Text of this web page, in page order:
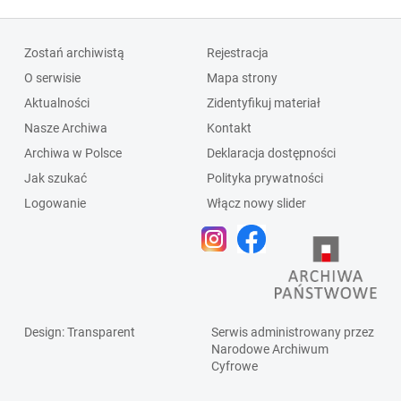
Zostań archiwistą
O serwisie
Aktualności
Nasze Archiwa
Archiwa w Polsce
Jak szukać
Logowanie
Rejestracja
Mapa strony
Zidentyfikuj materiał
Kontakt
Deklaracja dostępności
Polityka prywatności
Włącz nowy slider
Design: Transparent
Serwis administrowany przez
Narodowe Archiwum
Cyfrowe